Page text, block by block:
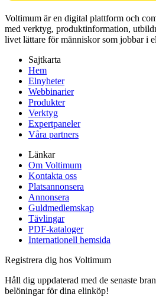
Voltimum är en digital plattform och
med verktyg, produktinformation,
livet lättare för människor som jobbar i
Sajtkarta
Hem
Elnyheter
Webbinarier
Produkter
Verktyg
Expertpaneler
Våra partners
Länkar
Om Voltimum
Kontakta oss
Platsannonsera
Annonsera
Guldmedlemskap
Tävlingar
PDF-kataloger
Internationell hemsida
Registrera dig hos Voltimum
Håll dig uppdaterad med de senaste
belöningar för dina elinköp!